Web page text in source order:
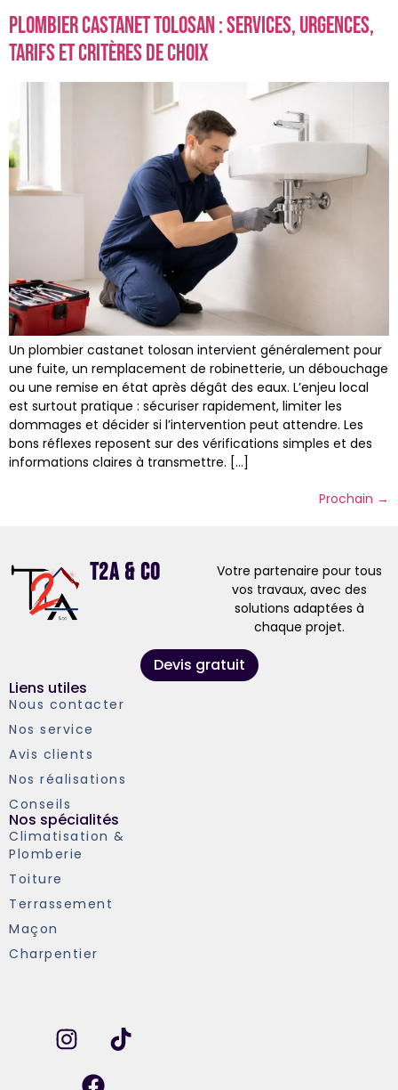
Plombier Castanet Tolosan : services, urgences,
tarifs et critères de choix
Un plombier castanet tolosan intervient généralement pour
une fuite, un remplacement de robinetterie, un débouchage
ou une remise en état après dégât des eaux. L’enjeu local
est surtout pratique : sécuriser rapidement, limiter les
dommages et décider si l’intervention peut attendre. Les
bons réflexes reposent sur des vérifications simples et des
informations claires à transmettre. […]
Prochain →
Liens utiles
Nous contacter
Nos service
Avis clients
Nos réalisations
Conseils
Nos spécialités
Climatisation &
Plomberie
Toiture
Terrassement
Maçon
Charpentier
T2A & Co
Votre partenaire pour tous
vos travaux, avec des
solutions adaptées à
chaque projet.
Devis gratuit